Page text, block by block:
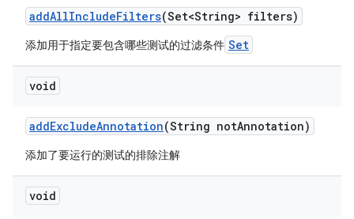
addAllIncludeFilters(Set<String> filters)
添加用于指定要包含哪些测试的过滤条件 Set
void
addExcludeAnnotation(String notAnnotation)
添加了要运行的测试的排除注解
void